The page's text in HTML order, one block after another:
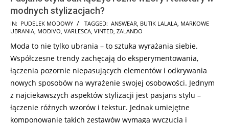
modnych stylizacjach?
2024-
12-
21
IN: PUDELEK MODOWY TAGGED: ANSWEAR, BUTIK LALALA, MARKOWE
UBRANIA, MODIVO, VARLESCA, VINTED, ZALANDO
Moda to nie tylko ubrania – to sztuka wyrażania siebie.
Współczesne trendy zachęcają do eksperymentowania,
łączenia pozornie niepasujących elementów i odkrywania
nowych sposobów na wyrażenie swojej osobowości. Jednym
z najciekawszych aspektów stylizacji jest pasjans stylu –
łączenie różnych wzorów i tekstur. Jednak umiejętne
komponowanie takich zestawów wymaga wyczucia i